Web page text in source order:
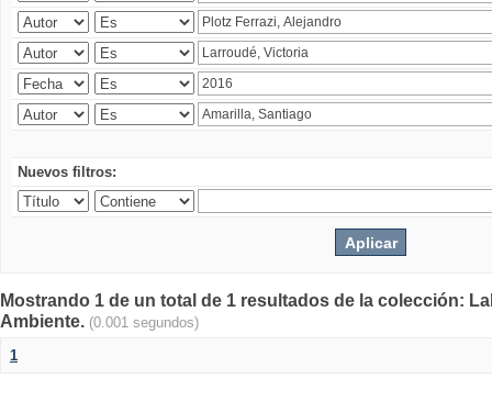
Nuevos filtros:
Mostrando 1 de un total de 1 resultados de la colección:
Ambiente. (0.001 segundos)
1